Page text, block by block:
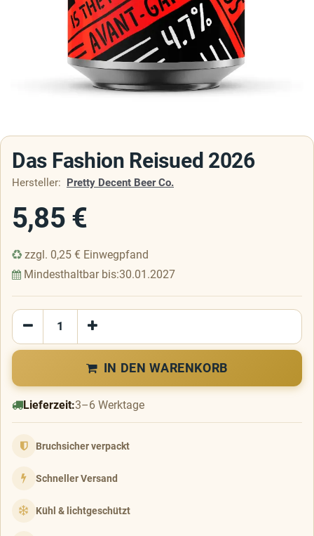
Das Fashion Reisued 2026
Hersteller: Pretty Decent Beer Co.
5,85€
zzgl. 0,25 € Einwegpfand
Mindesthaltbar bis:30.01.2027
IN DEN WARENKORB
Lieferzeit:3–6 Werktage
Bruchsicher verpackt
Schneller Versand
Kühl & lichtgeschützt